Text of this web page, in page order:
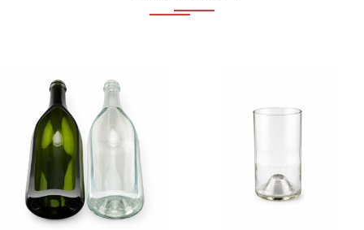
BlancVert